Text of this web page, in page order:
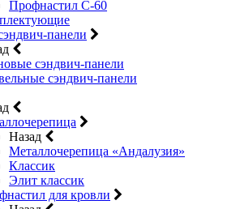
Профнастил С-60
панели
сэндвич-панели
сэндвич-панели
Назад
Металлочерепица «Андалузия»
Классик
Элит классик
для кровли